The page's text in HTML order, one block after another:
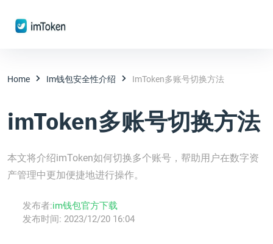
Home Im钱包安全性介绍 ImToken多账号切换方法
imToken多账号切换方法
本文将介绍imToken如何切换多个账号，帮助用户在数字资
产管理中更加便捷地进行操作。
发布者:im钱包官方下载
发布时间: 2023/12/20 16:04